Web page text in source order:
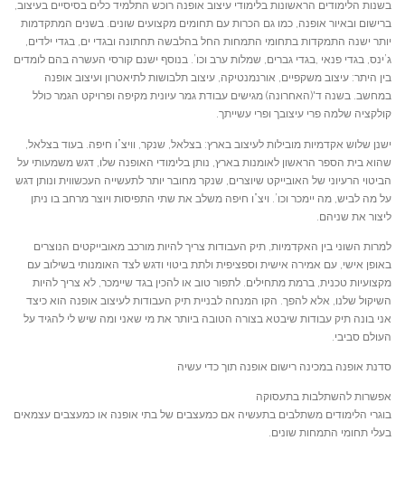
בשנות הלימודים הראשונות בלימודי עיצוב אופנה רוכש התלמיד כלים בסיסיים בעיצוב,
ברישום ובאיור אופנה, כמו גם הכרות עם תחומים מקצועים שונים. בשנים המתקדמות
יותר ישנה התמקדות בתחומי התמחות החל בהלבשה תחתונה ובגדי ים, בגדי ילדים,
ג’ינס, בגדי פנאי ,בגדי גברים, שמלות ערב וכו’. בנוסף ישנם קורסי העשרה בהם לומדים
בין היתר: עיצוב משקפיים, אורנמנטיקה, עיצוב תלבושות לתיאטרון ועיצוב אופנה
במחשב. בשנה ד'(האחרונה) מגישים עבודת גמר עיונית מקיפה ופרויקט הגמר כולל
קולקציה שלמה פרי עיצובך ופרי עשייתך.
ישנן שלוש אקדמיות מובילות לעיצוב בארץ: בצלאל, שנקר, וויצ”ו חיפה. בעוד בצלאל,
שהוא בית הספר הראשון לאומנות בארץ, נותן בלימודי האופנה שלו, דגש משמעותי על
הביטוי הרעיוני של האובייקט שיוצרים, שנקר מחובר יותר לתעשייה העכשווית ונותן דגש
על מה לביש, מה יימכר וכו’. ויצ”ו חיפה משלב את שתי התפיסות ויוצר מרחב בו ניתן
ליצור את שניהם.
למרות השוני בין האקדמיות, תיק העבודות צריך להיות מורכב מאובייקטים הנוצרים
באופן אישי, עם אמירה אישית וספציפית ולתת ביטוי ודגש לצד האומנותי בשילוב עם
מקצועיות טכנית, ברמת מתחילים. לתפור טוב או להכין בגד שיימכר, לא צריך להיות
השיקול שלנו, אלא להפך. הקו המנחה לבניית תיק העבודות לעיצוב אופנה הוא כיצד
אני בונה תיק עבודות שיבטא בצורה הטובה ביותר את מי שאני ומה שיש לי להגיד על
העולם סביבי.
סדנת אופנה במכינה רישום אופנה תוך כדי עשיה
אפשרות להשתלבות בתעסוקה
בוגרי הלימודים משתלבים בתעשיה אם כמעצבים של בתי אופנה או כמעצבים עצמאים
בעלי תחומי התמחות שונים.